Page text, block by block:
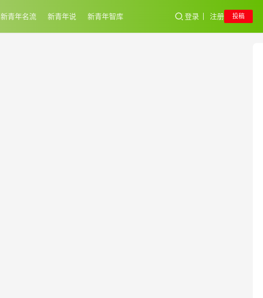
新青年名流 新青年说 新青年智库 登录 注册 投稿